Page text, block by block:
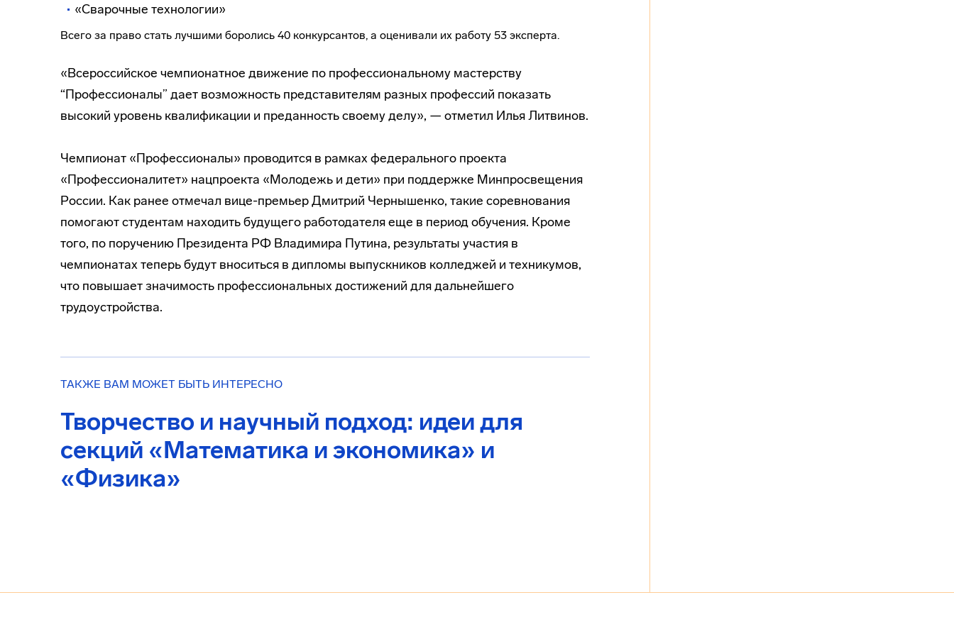
«Сварочные технологии»
Всего за право стать лучшими боролись 40 конкурсантов, а оценивали их работу 53 эксперта.
«Всероссийское чемпионатное движение по профессиональному мастерству
“Профессионалы” дает возможность представителям разных профессий показать
высокий уровень квалификации и преданность своему делу», — отметил Илья Литвинов.
Чемпионат «Профессионалы» проводится в рамках федерального проекта
«Профессионалитет» нацпроекта «Молодежь и дети» при поддержке Минпросвещения
России. Как ранее отмечал вице-премьер Дмитрий Чернышенко, такие соревнования
помогают студентам находить будущего работодателя еще в период обучения. Кроме
того, по поручению Президента РФ Владимира Путина, результаты участия в
чемпионатах теперь будут вноситься в дипломы выпускников колледжей и техникумов,
что повышает значимость профессиональных достижений для дальнейшего
трудоустройства.
ТАКЖЕ ВАМ МОЖЕТ БЫТЬ ИНТЕРЕСНО
Творчество и научный подход: идеи для
секций «Математика и экономика» и
«Физика»